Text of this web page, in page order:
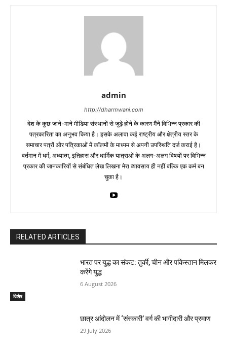
admin
http://dharmwani.com
देश के कुछ जाने-माने मीडिया संस्थानों से जुड़े होने के कारण मैंने विभिन्न प्रकार की
पत्रकारिता का अनुभव किया है। इसके अलावा कई राष्ट्रीय और क्षेत्रीय स्तर के
समाचार पत्रों और पत्रिकाओं में काॅलमों के माध्यम से अपनी उपस्थिति दर्ज कराई है।
वर्तमान में धर्म, अध्यात्म, इतिहास और धार्मिक यात्राओं के अलग-अलग विषयों पर विभिन्न
प्रकार की जानकारियों से संबंधित लेख लिखना मेरा व्यावसाय ही नहीं बल्कि एक कर्म बन
चुका है।
RELATED ARTICLES
विशेष
भारत पर युद्ध का संकट: तुर्की, चीन और पकिस्तान मिलकर
करेंगे युद्ध
6 August 2026
छात्र आंदोलन में ‘संस्कारी’ वर्ग की भागीदारी और प्रमाण
29 July 2026